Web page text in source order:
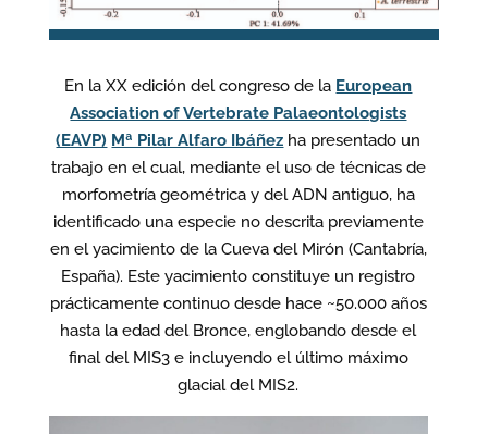
En la XX edición del congreso de la European
Association of Vertebrate Palaeontologists
(EAVP) Mª Pilar Alfaro Ibáñez ha presentado un
trabajo en el cual, mediante el uso de técnicas de
morfometría geométrica y del ADN antiguo, ha
identificado una especie no descrita previamente
en el yacimiento de la Cueva del Mirón (Cantabría,
España). Este yacimiento constituye un registro
prácticamente continuo desde hace ~50.000 años
hasta la edad del Bronce, englobando desde el
final del MIS3 e incluyendo el último máximo
glacial del MIS2.